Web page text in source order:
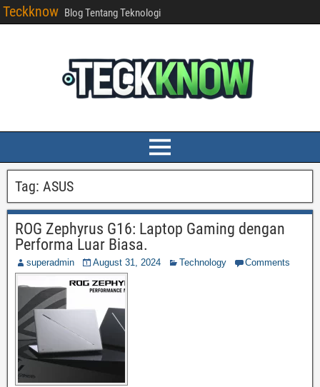
Teckknow Blog Tentang Teknologi
Tag: ASUS
ROG Zephyrus G16: Laptop Gaming dengan
Performa Luar Biasa.
superadmin August 31, 2024 Technology Comments